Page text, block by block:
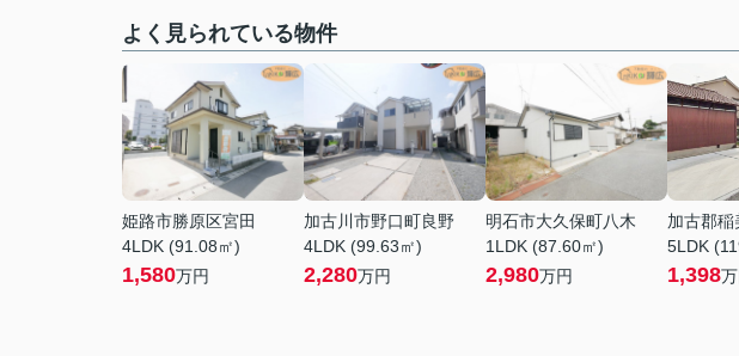
よく見られている物件
姫路市勝原区宮田
4LDK (91.08㎡)
1,580万円
加古川市野口町良野
4LDK (99.63㎡)
2,280万円
明石市大久保町八木
1LDK (87.60㎡)
2,980万円
加古郡
5LDK
1,398